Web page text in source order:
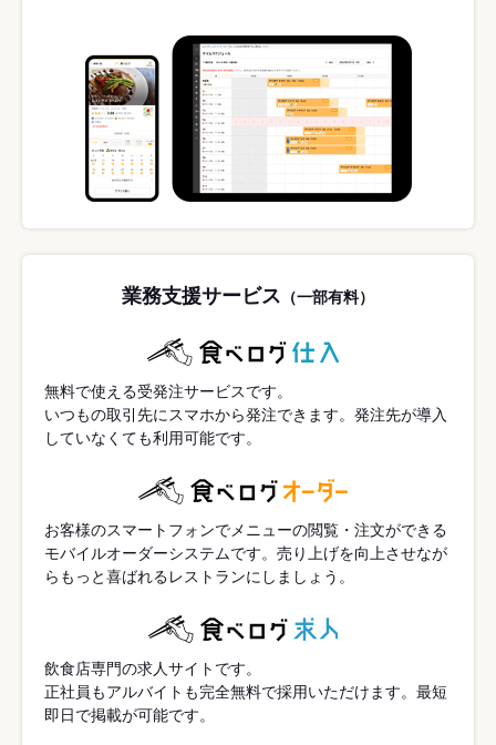
業務支援サービス （一部有料）
無料で使える受発注サービスです。
いつもの取引先にスマホから発注できます。発注先が導入
していなくても利用可能です。
お客様のスマートフォンでメニューの閲覧・注文ができる
モバイルオーダーシステムです。売り上げを向上させなが
らもっと喜ばれるレストランにしましょう。
飲食店専門の求人サイトです。
正社員もアルバイトも完全無料で採用いただけます。最短
即日で掲載が可能です。